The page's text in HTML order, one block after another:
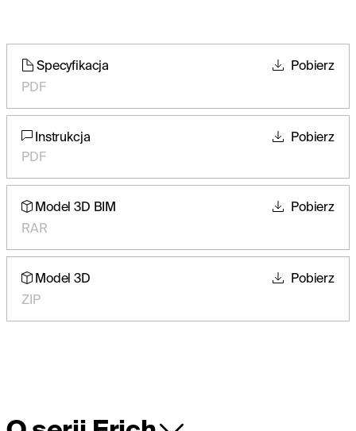
Specyfikacja
PDF
Pobierz
Instrukcja
PDF
Pobierz
Model 3D BIM
RAR
Pobierz
Model 3D
ZIP
Pobierz